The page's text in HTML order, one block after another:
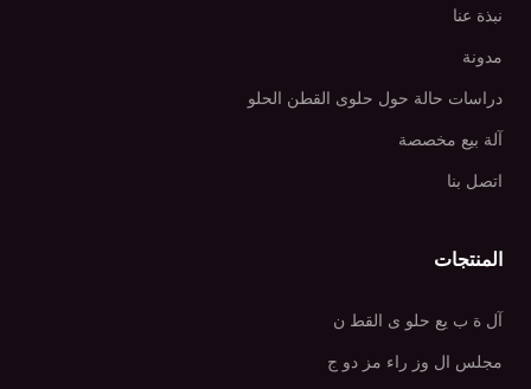
نبذة عنا
مدونة
دراسات حالة حول حلوى القطن الحلو
آلة بيع مخصصة
اتصل بنا
المنتجات
آل ة ب يع حلو ى القط ن
مجلس ال وز راء مز دو ج